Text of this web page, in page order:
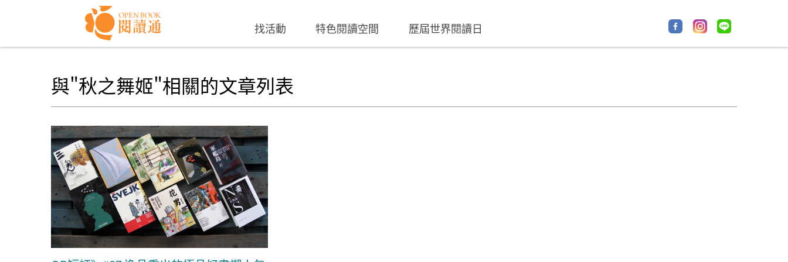
找活動 特色閱讀空間 歷屆世界閱讀日
與"秋之舞姬"相關的文章列表